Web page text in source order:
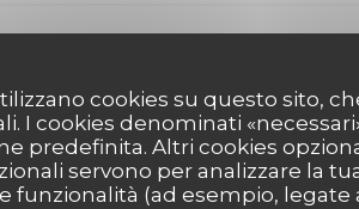
cookies su questo sito,
I cookies denominati
predefinita. Altri cookies
servono per analizzare la
funzionalità (ad esempio, legate
:5/5 Atmosfera :5 /5 Cucina:5/5 Qualità /